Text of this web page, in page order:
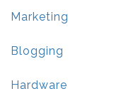
Marketing
Blogging
Hardware